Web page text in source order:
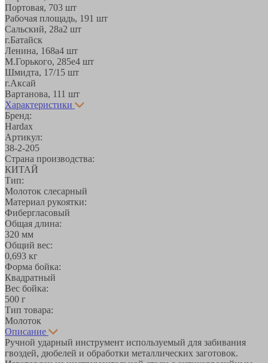
Портовая, 703 шт
Рабочая площадь, 191 шт
Сальский, 28a2 шт
г.Батайск
Ленина, 168а4 шт
М.Горького, 285е4 шт
Шмидта, 17/1 5 шт
г.Аксай
Вартанова, 111 шт
Характеристики
Бренд:
Hardax
Артикул:
38-2-205
Страна производства:
КИТАЙ
Тип:
Молоток слесарный
Материал рукоятки:
Фибергласовый
Общая длина:
320 мм
Общий вес:
0,693 кг
Форма бойка:
Квадратный
Вес бойка:
500 г
Тип товара:
Молоток
Описание
Ручной ударный инструмент используемый для забивания
гвоздей, дюбелей и обработки металлических заготовок.